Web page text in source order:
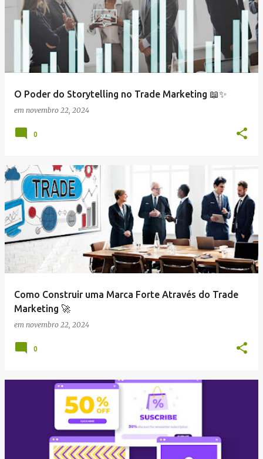
O Poder do Storytelling no Trade Marketing 📖✨
em novembro 22, 2024
0
Como Construir uma Marca Forte Através do Trade
Marketing 🚀
em novembro 22, 2024
0